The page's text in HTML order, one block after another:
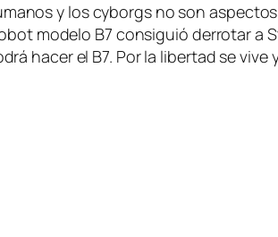
y los cy­borgs no son
mo­de­lo B7 con­si­guió de­rro­tar
ha­cer el B7. Por la li­ber­tad se vi­ve